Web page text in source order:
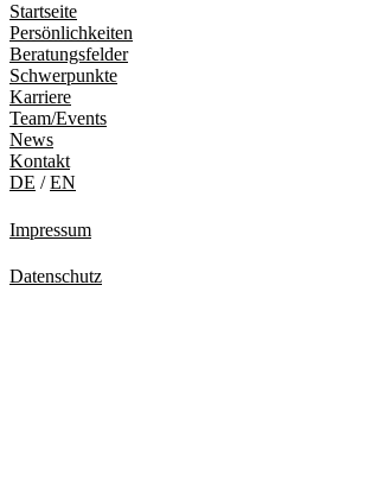
Startseite
Persönlichkeiten
Beratungsfelder
Schwerpunkte
Karriere
Team/Events
News
Kontakt
DE /EN
Impressum
Datenschutz